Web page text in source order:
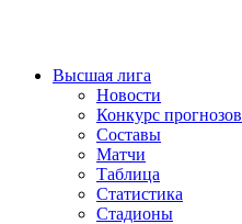
Высшая лига
Новости
Конкурс прогнозов
Составы
Матчи
Таблица
Статистика
Стадионы